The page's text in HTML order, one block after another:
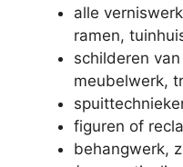
alle
ramen,
schilderen
meubelwerk,
figuren of
behangwerk,